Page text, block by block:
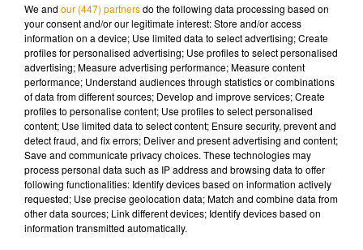
tendresse a été vue des millions de fois.
My Dad is recovering from an operation. Mum went out and
left a door slightly ajar.
My parents do not have a cat.pic.twitter.com/uuQdBMlKQY
— Andrew Falloon MP (@andrewfalloon)
14 avril 2019
Musique
We and our (447) partnersdo the following data processing based on
your consent and/or our legitimate interest: Store and/or access
information on a device; Use limited data to select advertising; Create
profiles for personalised advertising; Use profiles to select personalised
advertising; Measure advertising performance; Measure content
performance; Understand audiences through statistics or combinations
of data from different sources; Develop and improve services; Create
profiles to personalise content; Use profiles to select personalised
content; Use limited data to select content; Ensure security, prevent and
detect fraud, and fix errors; Deliver and present advertising and content;
Save and communicate privacy choices. These technologies may
process personal data such as IP address and browsing data to offer
following functionalities: Identify devices based on information actively
requested; Use precise geolocation data; Match and combine data from
other data sources; Link different devices; Identify devices based on
information transmitted automatically.